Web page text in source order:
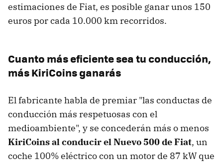
estimaciones de Fiat, es posible ganar unos 150
euros por cada 10.000 km recorridos.
Cuanto más eficiente sea tu conducción,
más KiriCoins ganarás
El fabricante habla de premiar "las conductas de
conducción más respetuosas con el
medioambiente", y se concederán más o menos
KiriCoins al conducir el Nuevo 500 de Fiat, un
coche 100% eléctrico con un motor de 87 kW que